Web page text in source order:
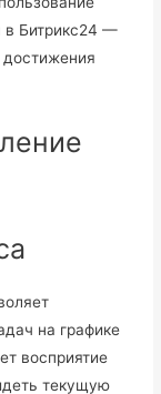
в Битрикс24 —
на графике
восприятие
текущую